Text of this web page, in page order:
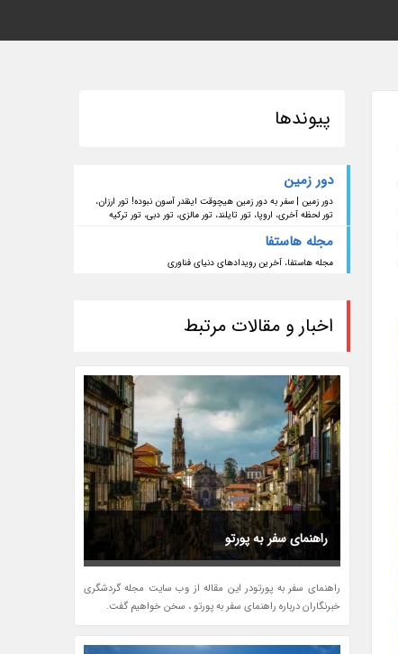
پیوندها
دور زمین
دور زمین | سفر به دور زمین هیچوقت اینقدر آسون نبوده! تور ارزان،
تور لحظه آخری، اروپا، تور تایلند، تور مالزی، تور دبی، تور ترکیه
مجله هاستفا
مجله هاستفا، آخرین رویدادهای دنیای فناوری
اخبار و مقالات مرتبط
راهنمای سفر به پورتو
راهنمای سفر به پورتودر این مقاله از وب سایت مجله گردشگری
خبرنگاران درباره راهنمای سفر به پورتو ، سخن خواهیم گفت.